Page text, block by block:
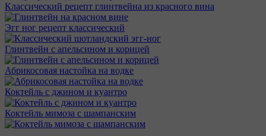
Классический рецепт глинтвейна из красного вина
Эгг ног рецепт классический
Глинтвейн с апельсином и корицей
Абрикосовая настойка на водке
Коктейль с джином и куантро
Коктейль мимоза с шампанским